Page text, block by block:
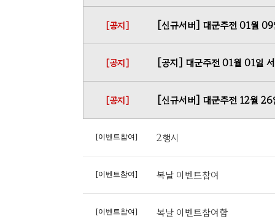
[공지] [신규서버] 대군주전 01월
[공지] [공지] 대군주전 01월 01일
[공지] [신규서버] 대군주전 12월
[이벤트참여] 2행시
[이벤트참여] 복날 이벤트참여
[이벤트참여] 복날 이벤트참여함